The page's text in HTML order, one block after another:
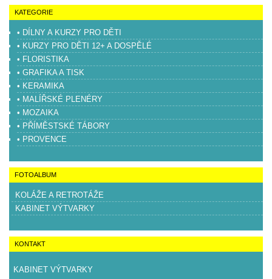
KATEGORIE
• DÍLNY A KURZY PRO DĚTI
• KURZY PRO DĚTI 12+ A DOSPĚLÉ
• FLORISTIKA
• GRAFIKA A TISK
• KERAMIKA
• MALÍŘSKÉ PLENÉRY
• MOZAIKA
• PŘÍMĚSTSKÉ TÁBORY
• PROVENCE
FOTOALBUM
KOLÁŽE A RETROTÁŽE
KABINET VÝTVARKY
KONTAKT
KABINET VÝTVARKY